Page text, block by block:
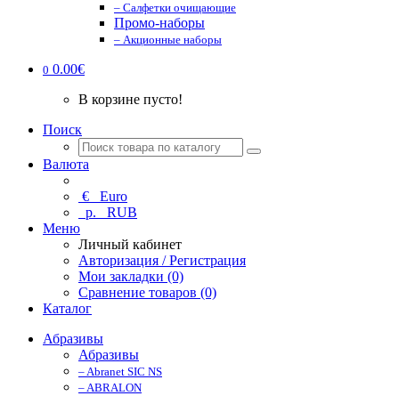
– Салфетки очищающие
Промо-наборы
– Акционные наборы
0 0.00€
В корзине пусто!
Поиск
Валюта
€ Euro
р. RUB
Меню
Личный кабинет
Авторизация / Регистрация
Мои закладки (0)
Сравнение товаров (0)
Каталог
Абразивы
Абразивы
– Abranet SIC NS
– ABRALON